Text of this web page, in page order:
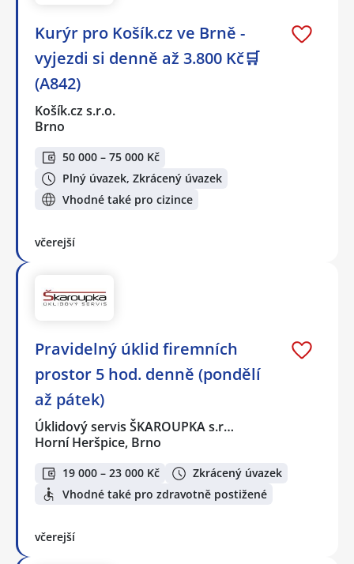
Kurýr pro Košík.cz ve Brně -
vyjezdi si denně až 3.800 Kč🛒
(A842)
Košík.cz s.r.o.
Brno
50 000 – 75 000 Kč
Plný úvazek, Zkrácený úvazek
Vhodné také pro cizince
včerejší
Pravidelný úklid firemních
prostor 5 hod. denně (pondělí
až pátek)
Úklidový servis ŠKAROUPKA s.r…
Horní Heršpice, Brno
19 000 – 23 000 Kč
Zkrácený úvazek
Vhodné také pro zdravotně postižené
včerejší